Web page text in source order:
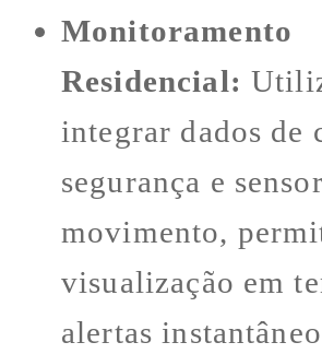
Monitoramento
Residencial:
integrar dados de
segurança e
movimento,
visualização em
alertas